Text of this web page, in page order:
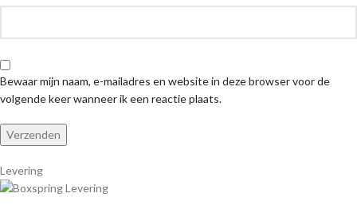
Bewaar mijn naam, e-mailadres en website in deze browser voor de
volgende keer wanneer ik een reactie plaats.
Levering